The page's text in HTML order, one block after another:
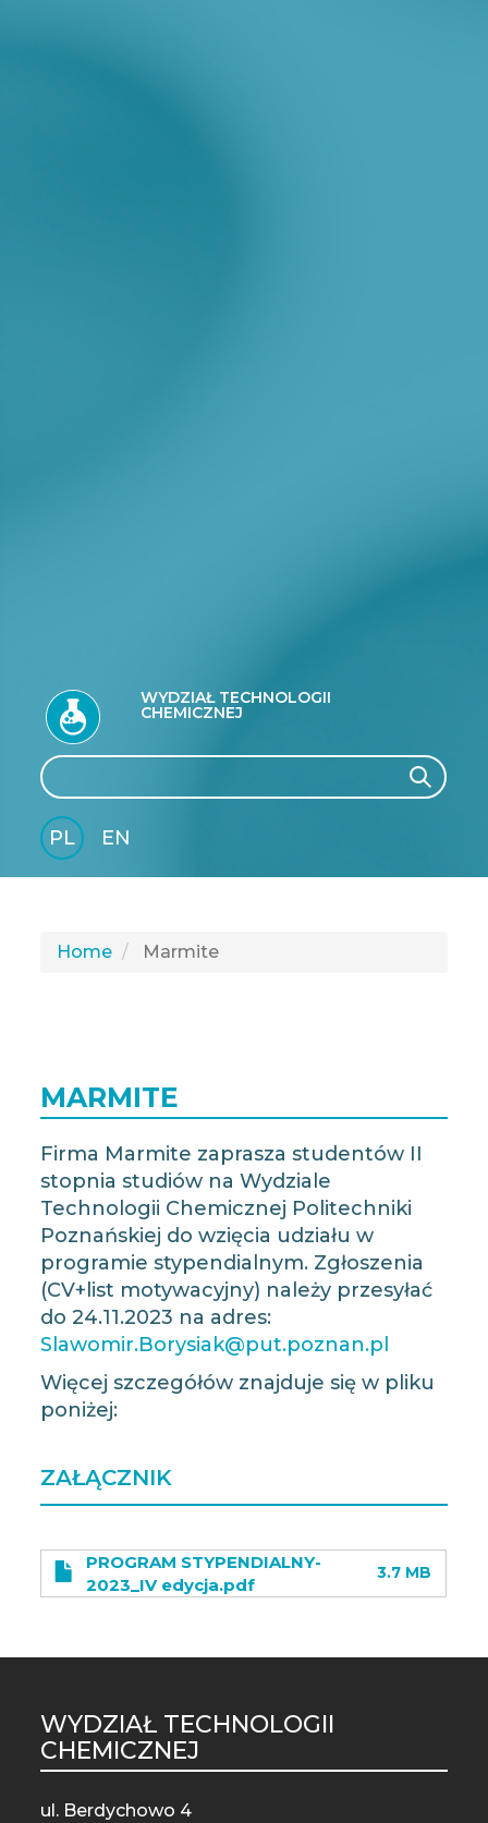
WYDZIAŁ TECHNOLOGII
CHEMICZNEJ
Search Search
PL
EN
Home Marmite
MARMITE
Firma Marmite zaprasza studentów II
stopnia studiów na Wydziale
Technologii Chemicznej Politechniki
Poznańskiej do wzięcia udziału w
programie stypendialnym. Zgłoszenia
(CV+list motywacyjny) należy przesyłać
do 24.11.2023 na adres:
Slawomir.Borysiak@put.poznan.pl
Więcej szczegółów znajduje się w pliku
poniżej:
ZAŁĄCZNIK
PROGRAM STYPENDIALNY-
2023_IV edycja.pdf
3.7 MB
WYDZIAŁ TECHNOLOGII
CHEMICZNEJ
ul. Berdychowo 4